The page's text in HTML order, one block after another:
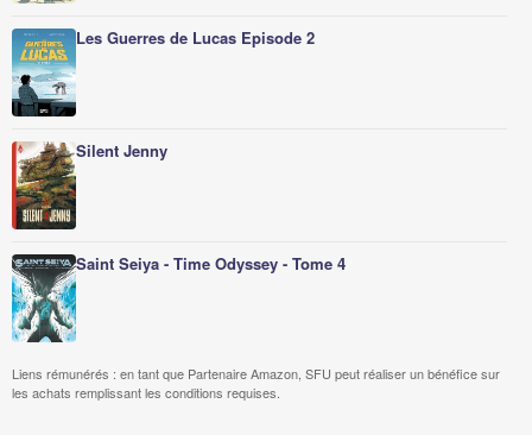
Les Guerres de Lucas Episode 2
Silent Jenny
Saint Seiya - Time Odyssey - Tome 4
Liens rémunérés : en tant que Partenaire Amazon, SFU peut réaliser un bénéfice sur
les achats remplissant les conditions requises.